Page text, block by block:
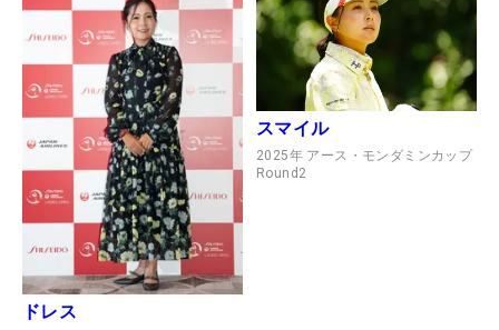
ドレス
スマイル
2025年 アース・モンダミンカップ
Round2